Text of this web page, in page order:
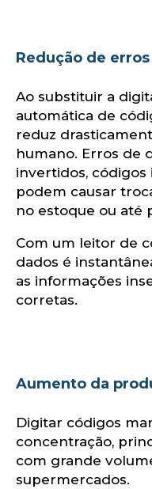
Redução de
Ao substituir a
automática de
reduz
humano. Erros de
invertidos,
podem causar
no estoque ou até
Com um leitor de
dados é
as informações
corretas.
Aumento da
Digitar códigos
concentração,
com grande
supermercados.